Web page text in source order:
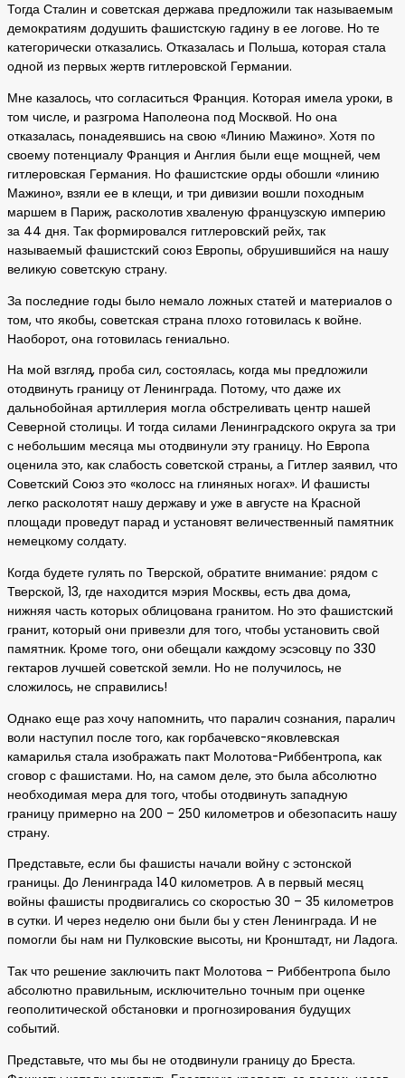
Тогда Сталин и советская держава предложили так называемым
демократиям додушить фашистскую гадину в ее логове. Но те
категорически отказались. Отказалась и Польша, которая стала
одной из первых жертв гитлеровской Германии.
Мне казалось, что согласиться Франция. Которая имела уроки, в
том числе, и разгрома Наполеона под Москвой. Но она
отказалась, понадеявшись на свою «Линию Мажино». Хотя по
своему потенциалу Франция и Англия были еще мощней, чем
гитлеровская Германия. Но фашистские орды обошли «линию
Мажино», взяли ее в клещи, и три дивизии вошли походным
маршем в Париж, расколотив хваленую французскую империю
за 44 дня. Так формировался гитлеровский рейх, так
называемый фашистский союз Европы, обрушившийся на нашу
великую советскую страну.
За последние годы было немало ложных статей и материалов о
том, что якобы, советская страна плохо готовилась к войне.
Наоборот, она готовилась гениально.
На мой взгляд, проба сил, состоялась, когда мы предложили
отодвинуть границу от Ленинграда. Потому, что даже их
дальнобойная артиллерия могла обстреливать центр нашей
Северной столицы. И тогда силами Ленинградского округа за три
с небольшим месяца мы отодвинули эту границу. Но Европа
оценила это, как слабость советской страны, а Гитлер заявил, что
Советский Союз это «колосс на глиняных ногах». И фашисты
легко расколотят нашу державу и уже в августе на Красной
площади проведут парад и установят величественный памятник
немецкому солдату.
Когда будете гулять по Тверской, обратите внимание: рядом с
Тверской, 13, где находится мэрия Москвы, есть два дома,
нижняя часть которых облицована гранитом. Но это фашистский
гранит, который они привезли для того, чтобы установить свой
памятник. Кроме того, они обещали каждому эсэсовцу по 330
гектаров лучшей советской земли. Но не получилось, не
сложилось, не справились!
Однако еще раз хочу напомнить, что паралич сознания, паралич
воли наступил после того, как горбачевско-яковлевская
камарилья стала изображать пакт Молотова-Риббентропа, как
сговор с фашистами. Но, на самом деле, это была абсолютно
необходимая мера для того, чтобы отодвинуть западную
границу примерно на 200 – 250 километров и обезопасить нашу
страну.
Представьте, если бы фашисты начали войну с эстонской
границы. До Ленинграда 140 километров. А в первый месяц
войны фашисты продвигались со скоростью 30 – 35 километров
в сутки. И через неделю они были бы у стен Ленинграда. И не
помогли бы нам ни Пулковские высоты, ни Кронштадт, ни Ладога.
Так что решение заключить пакт Молотова – Риббентропа было
абсолютно правильным, исключительно точным при оценке
геополитической обстановки и прогнозирования будущих
событий.
Представьте, что мы бы не отодвинули границу до Бреста.